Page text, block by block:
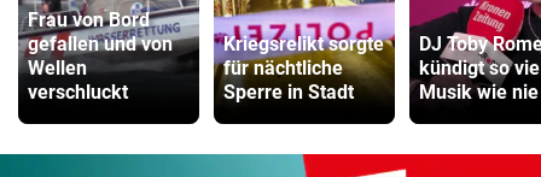
Frau von Bord
gefallen und von
Wellen
verschluckt
Kriegsrelikt sorgte
für nächtliche
Sperre in Stadt
DJ Toby
kündigt so
Musik wie